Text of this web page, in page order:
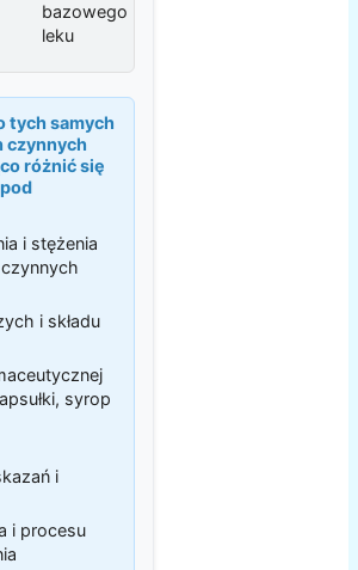
bazowego
leku
tych samych
czynnych
różnić się
i stężenia
i składu
syrop
i
i procesu